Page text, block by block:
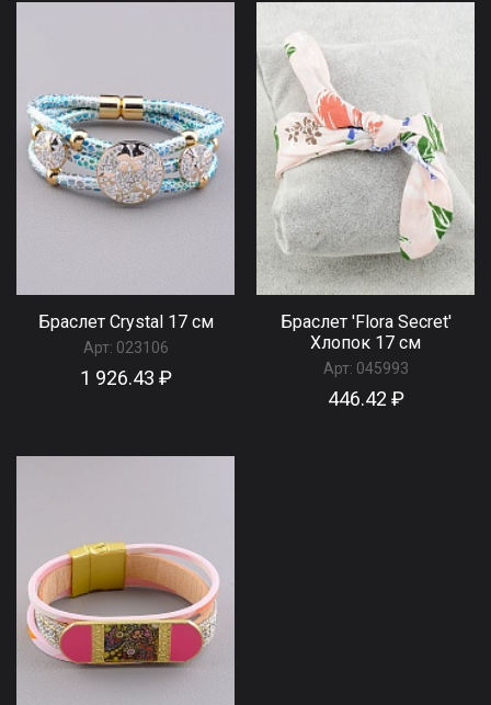
Браслет Сrystal 17 см
Арт: 023106
1 926.43 ₽
Браслет 'Flora Secret'
Хлопок 17 см
Арт: 045993
446.42 ₽